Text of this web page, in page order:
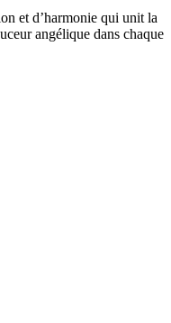
et d’harmonie qui unit la
angélique dans chaque